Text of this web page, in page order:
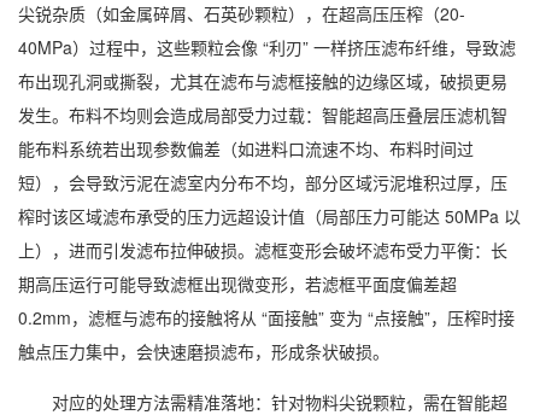
尖锐杂质（如金属碎屑、石英砂颗粒），在超高压压榨（20-
40MPa）过程中，这些颗粒会像 “利刃” 一样挤压滤布纤维，导致滤
布出现孔洞或撕裂，尤其在滤布与滤框接触的边缘区域，破损更易
发生。布料不均则会造成局部受力过载： 智能超高压叠层压滤机智
能布料系统若出现参数偏差（如进料口流速不均、布料时间过
短），会导致污泥在滤室内分布不均，部分区域污泥堆积过厚，压
榨时该区域滤布承受的压力远超设计值（局部压力可能达 50MPa 以
上），进而引发滤布拉伸破损。滤框变形会破坏滤布受力平衡：长
期高压运行可能导致滤框出现微变形，若滤框平面度偏差超
0.2mm，滤框与滤布的接触将从 “面接触” 变为 “点接触”，压榨时接
触点压力集中，会快速磨损滤布，形成条状破损。
对应的处理方法需精准落地：针对物料尖锐颗粒，需在智能超